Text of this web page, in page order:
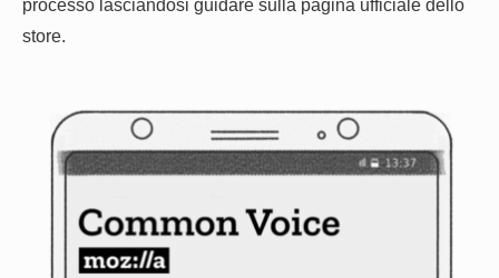
processo lasciandosi guidare sulla pagina ufficiale dello
store.